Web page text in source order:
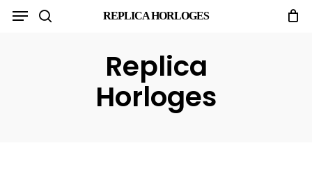
Skip
REPLICA HORLOGES
Menu
Replica
Horloges